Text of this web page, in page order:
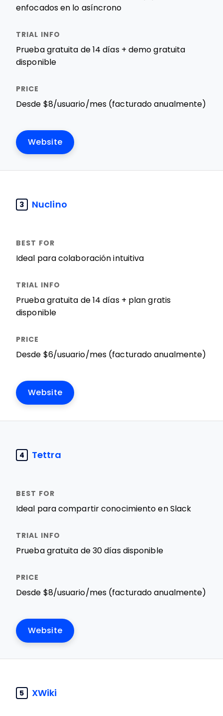
enfocados en lo asíncrono
Prueba gratuita de 14 días + demo gratuita
disponible
Desde $8/usuario/mes (facturado anualmente)
Website
3 Nuclino
Ideal para colaboración intuitiva
Prueba gratuita de 14 días + plan gratis
disponible
Desde $6/usuario/mes (facturado anualmente)
Website
4 Tettra
Ideal para compartir conocimiento en Slack
Prueba gratuita de 30 días disponible
Desde $8/usuario/mes (facturado anualmente)
Website
5 XWiki